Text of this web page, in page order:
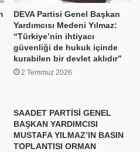
DEVA Partisi Genel Başkan
Yardımcısı Medeni Yılmaz:
“Türkiye’nin ihtiyacı
güvenliği de hukuk içinde
kurabilen bir devlet aklıdır”
2 Temmuz 2026
SAADET PARTİSİ GENEL
BAŞKAN YARDIMCISI
MUSTAFA YILMAZ’IN BASIN
TOPLANTISI ORMAN